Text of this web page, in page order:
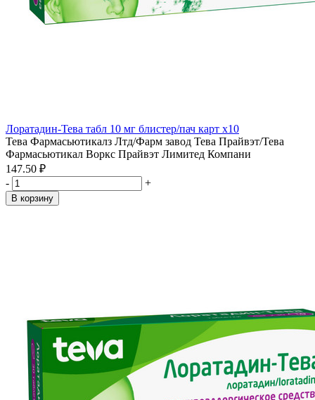
Лоратадин-Тева табл 10 мг блистер/пач карт x10
Тева Фармасьютикалз Лтд/Фарм завод Тева Прайвэт/Тева
Фармасьютикал Воркс Прайвэт Лимитед Компани
147.50 ₽
-
+
В корзину